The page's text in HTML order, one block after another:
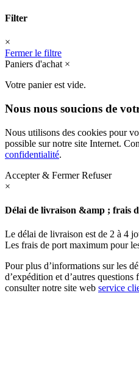
Filter
×
Fermer le filtre
Paniers d'achat ×
Votre panier est vide.
Nous nous soucions de
Nous utilisons des cookies pour
possible sur notre site Internet.
confidentialité.
Accepter & FermerRefuser
×
Délai de livraison &amp ; frais
Le délai de livraison est de 2 à 4
Les frais de port maximum pour
Pour plus d’informations sur les
d’expédition et d’autres
consulter notre site web service